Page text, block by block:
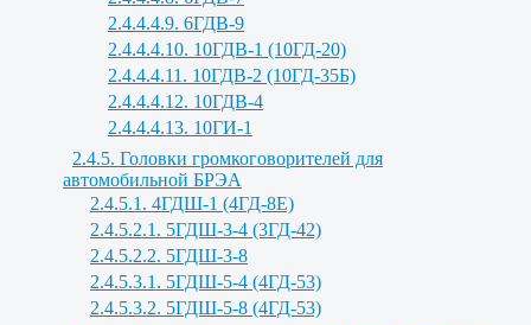
2.4.4.4.9. 6ГДВ-9
2.4.4.4.10. 10ГДВ-1 (10ГД-20)
2.4.4.4.11. 10ГДВ-2 (10ГД-35Б)
2.4.4.4.12. 10ГДВ-4
2.4.4.4.13. 10ГИ-1
2.4.5. Головки громкоговорителей для
автомобильной БРЭА
2.4.5.1. 4ГДШ-1 (4ГД-8Е)
2.4.5.2.1. 5ГДШ-3-4 (3ГД-42)
2.4.5.2.2. 5ГДШ-3-8
2.4.5.3.1. 5ГДШ-5-4 (4ГД-53)
2.4.5.3.2. 5ГДШ-5-8 (4ГД-53)